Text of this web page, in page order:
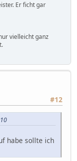
Er ficht gar
vielleicht ganz
#12
habe sollte ich